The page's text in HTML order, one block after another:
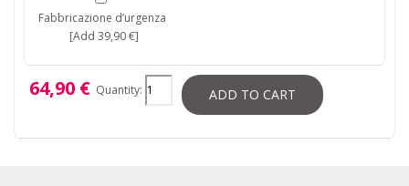
Fabbricazione d’urgenza
[Add 39,90 €]
64,90 € Quantity: ADD TO CART